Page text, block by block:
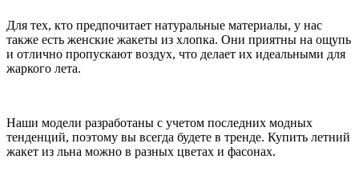
Для тех, кто предпочитает натуральные материалы, у нас
также есть женские жакеты из хлопка. Они приятны на ощупь
и отлично пропускают воздух, что делает их идеальными для
жаркого лета.
Наши модели разработаны с учетом последних модных
тенденций, поэтому вы всегда будете в тренде. Купить летний
жакет из льна можно в разных цветах и фасонах.